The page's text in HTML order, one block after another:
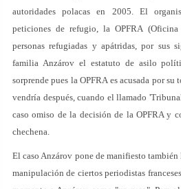
autoridades polacas en 2005. El
peticiones de refugio, la OPFRA
personas refugiadas y apátridas, por sus
familia Anzárov el estatuto de asilo
sorprende pues la OPFRA es acusada por
vendría después, cuando el llamado
caso omiso de la decisión de la OPFRA y
chechena.
El caso Anzárov pone de manifiesto
manipulación de ciertos periodistas